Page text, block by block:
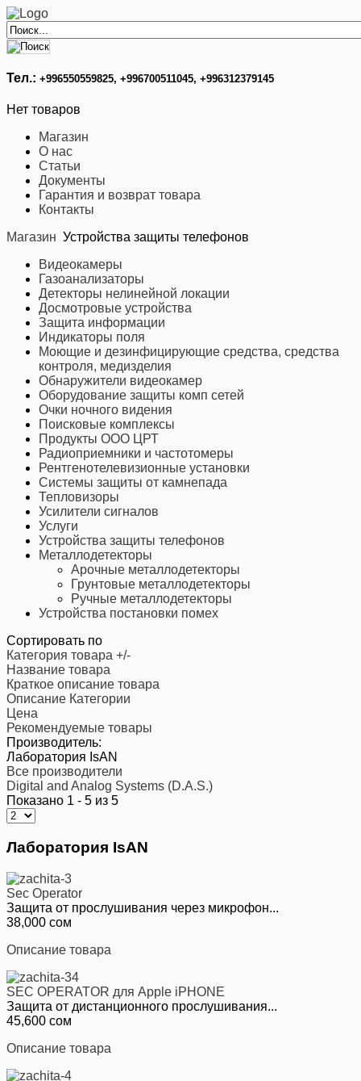
Тел.: +996550559825, +996700511045, +996312379145
Нет товаров
Магазин
О нас
Статьи
Документы
Гарантия и возврат товара
Контакты
Магазин Устройства защиты телефонов
Видеокамеры
Газоанализаторы
Детекторы нелинейной локации
Досмотровые устройства
Защита информации
Индикаторы поля
Моющие и дезинфицирующие средства, средства
контроля, медизделия
Обнаружители видеокамер
Оборудование защиты комп сетей
Очки ночного видения
Поисковые комплексы
Продукты ООО ЦРТ
Радиоприемники и частотомеры
Рентгенотелевизионные установки
Системы защиты от камнепада
Тепловизоры
Усилители сигналов
Услуги
Устройства защиты телефонов
Металлодетекторы
Арочные металлодетекторы
Грунтовые металлодетекторы
Ручные металлодетекторы
Устройства постановки помех
Сортировать по
Категория товара +/-
Название товара
Краткое описание товара
Описание Категории
Цена
Рекомендуемые товары
Производитель:
Лаборатория IsAN
Все производители
Digital and Analog Systems (D.A.S.)
Показано 1 - 5 из 5
Лаборатория IsAN
Sec Operator
Защита от прослушивания через микрофон...
38,000 сом
Описание товара
SEC OPERATOR для Apple iPHONE
Защита от дистанционного прослушивания...
45,600 сом
Описание товара